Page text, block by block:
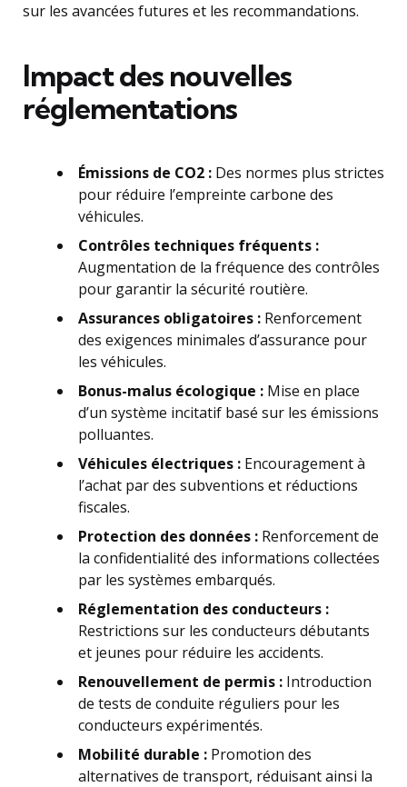
sur les avancées futures et les recommandations.
Impact des nouvelles
réglementations
Émissions de CO2 : Des normes plus strictes
pour réduire l’empreinte carbone des
véhicules.
Contrôles techniques fréquents :
Augmentation de la fréquence des contrôles
pour garantir la sécurité routière.
Assurances obligatoires : Renforcement
des exigences minimales d’assurance pour
les véhicules.
Bonus-malus écologique : Mise en place
d’un système incitatif basé sur les émissions
polluantes.
Véhicules électriques : Encouragement à
l’achat par des subventions et réductions
fiscales.
Protection des données : Renforcement de
la confidentialité des informations collectées
par les systèmes embarqués.
Réglementation des conducteurs :
Restrictions sur les conducteurs débutants
et jeunes pour réduire les accidents.
Renouvellement de permis : Introduction
de tests de conduite réguliers pour les
conducteurs expérimentés.
Mobilité durable : Promotion des
alternatives de transport, réduisant ainsi la